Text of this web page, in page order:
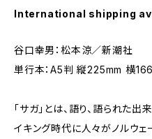
International shipping
谷口幸男：松本涼／新潮社
単行本：A5判 縦225mm 横
「サガ」とは、語り、語られた
イキング時代に人々がノルウェ